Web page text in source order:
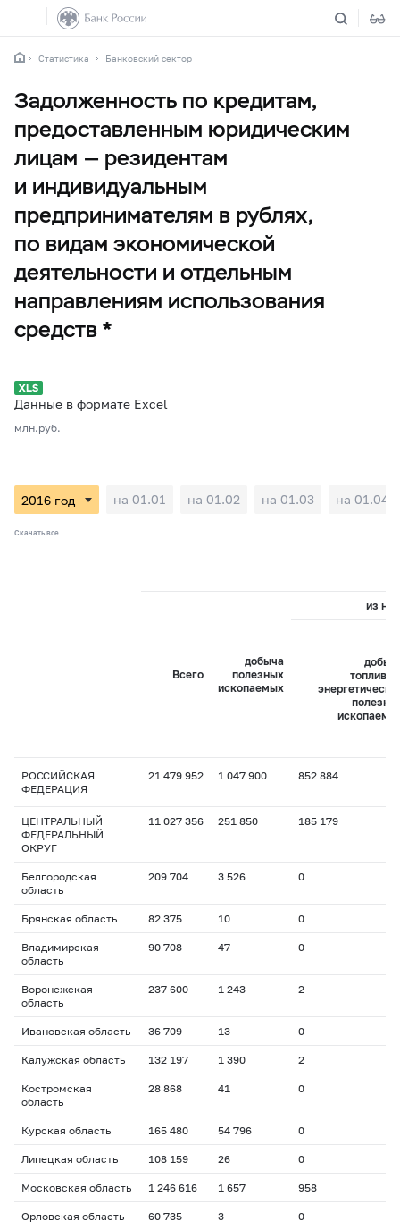
Статистика Банковский сектор
Задолженность по кредитам,
предоставленным юридическим
лицам — резидентам
и индивидуальным
предпринимателям в рублях,
по видам экономической
деятельности и отдельным
направлениям использования
средств *
Данные в формате Excel
млн.руб.
на 01.01 на 01.02 на 01.03 на 01.04
Скачать все
Всего
добыча
полезных
ископаемых
из
РОССИЙСКАЯ
ФЕДЕРАЦИЯ
21 479 952 1 047 900 852 884
ЦЕНТРАЛЬНЫЙ
ФЕДЕРАЛЬНЫЙ
ОКРУГ
11 027 356 251 850 185 179
Белгородская
область
209 704 3 526 0
Брянская область 82 375 10 0
Владимирская
область
90 708 47 0
Воронежская
область
237 600 1 243 2
Ивановская область 36 709 13 0
Калужская область 132 197 1 390 2
Костромская
область
28 868 41 0
Курская область 165 480 54 796 0
Липецкая область 108 159 26 0
Московская область 1 246 616 1 657 958
Орловская область 60 735 3 0